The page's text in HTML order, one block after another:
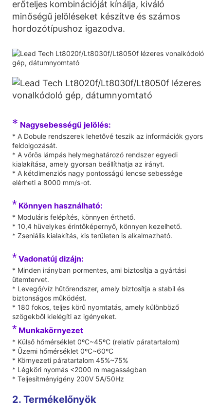
erőteljes kombinációját kínálja, kiváló
minőségű jelöléseket készítve és számos
hordozótípushoz igazodva.
* Nagysebességű jelölés:
* A Dobule rendszerek lehetővé teszik az információk gyors
feldolgozását.
* A vörös lámpás helymeghatározó rendszer egyedi
kialakítása, amely gyorsan beállíthatja az irányt.
* A kétdimenziós nagy pontosságú lencse sebessége
elérheti a 8000 mm/s-ot.
* Könnyen használható:
* Moduláris felépítés, könnyen érthető.
* 10,4 hüvelykes érintőképernyő, könnyen kezelhető.
* Zseniális kialakítás, kis területen is alkalmazható.
* Vadonatúj dizájn:
* Minden irányban pormentes, ami biztosítja a gyártási
ütemtervet.
* Levegő/víz hűtőrendszer, amely biztosítja a stabil és
biztonságos működést.
* 180 fokos, teljes körű nyomtatás, amely különböző
szögekből kielégíti az igényeket.
* Munkakörnyezet
* Külső hőmérséklet 0ºC~45ºC (relatív páratartalom)
* Üzemi hőmérséklet 0ºC~60ºC
* Környezeti páratartalom 45%~75%
* Légköri nyomás <2000 m magasságban
* Teljesítményigény 200V 5A/50Hz
2. Termékelőnyök